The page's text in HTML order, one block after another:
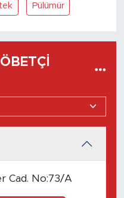
Pülümür
Cad. No:73/A